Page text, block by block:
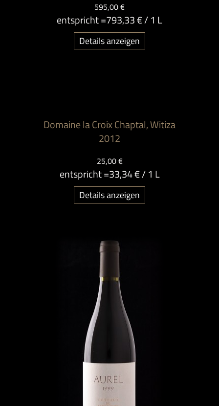
595,00 €
entspricht =793,33 €/ 1 L
Details anzeigen
Domaine la Croix Chaptal, Witiza
2012
25,00 €
entspricht =33,34 €/ 1 L
Details anzeigen